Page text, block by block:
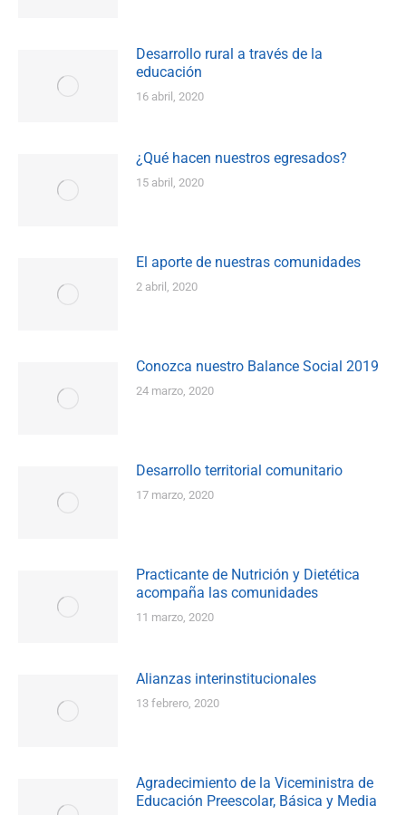
Desarrollo rural a través de la
educación
16 abril, 2020
¿Qué hacen nuestros egresados?
15 abril, 2020
El aporte de nuestras comunidades
2 abril, 2020
Conozca nuestro Balance Social 2019
24 marzo, 2020
Desarrollo territorial comunitario
17 marzo, 2020
Practicante de Nutrición y Dietética
acompaña las comunidades
11 marzo, 2020
Alianzas interinstitucionales
13 febrero, 2020
Agradecimiento de la Viceministra de
Educación Preescolar, Básica y Media